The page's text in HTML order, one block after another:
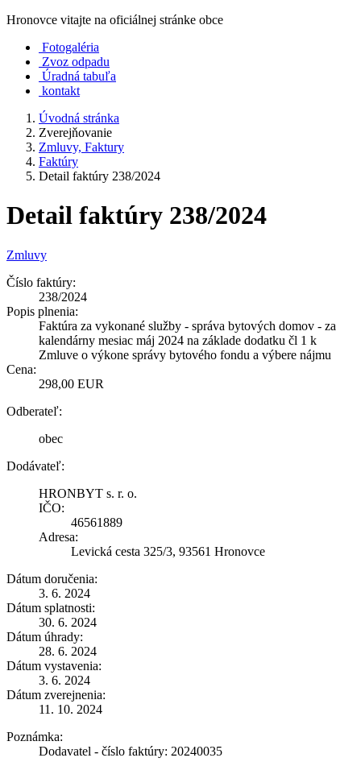
Hronovce vitajte na oficiálnej stránke obce
Fotogaléria
Zvoz odpadu
Úradná tabuľa
kontakt
Úvodná stránka
Zverejňovanie
Zmluvy, Faktury
Faktúry
Detail faktúry 238/2024
Detail faktúry 238/2024
Zmluvy
Číslo faktúry:
238/2024
Popis plnenia:
Faktúra za vykonané služby - správa bytových domov - za
kalendárny mesiac máj 2024 na základe dodatku čl 1 k
Zmluve o výkone správy bytového fondu a výbere nájmu
Cena:
298,00 EUR
Odberateľ:
obec
Dodávateľ:
HRONBYT s. r. o.
IČO:
46561889
Adresa:
Levická cesta 325/3, 93561 Hronovce
Dátum doručenia:
3. 6. 2024
Dátum splatnosti:
30. 6. 2024
Dátum úhrady:
28. 6. 2024
Dátum vystavenia:
3. 6. 2024
Dátum zverejnenia:
11. 10. 2024
Poznámka:
Dodavatel - číslo faktúry: 20240035